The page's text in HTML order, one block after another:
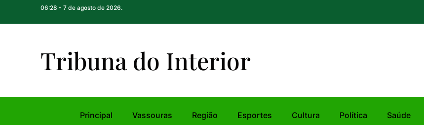
06:28 - 7 de agosto de 2026.
Tribuna do Interior
Principal Vassouras Região Esportes Cultura Política Saúde